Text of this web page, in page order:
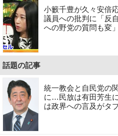
小籔千豊が久々安倍
議員への批判に「反
への野党の質問も変
話題の記事
統一教会と自民党の
に…民放は有田芳生
は政界への言及がタ